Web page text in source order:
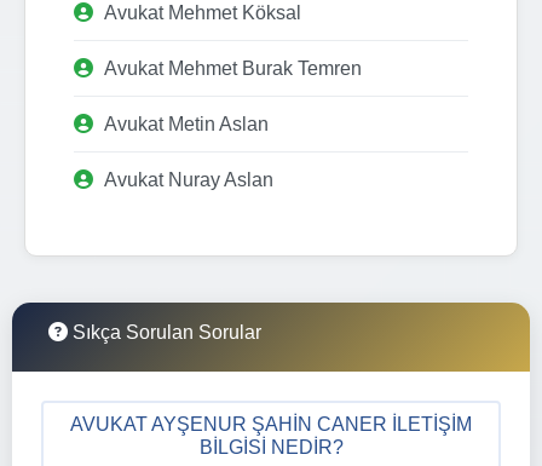
Avukat Mehmet Köksal
Avukat Mehmet Burak Temren
Avukat Metin Aslan
Avukat Nuray Aslan
Sıkça Sorulan Sorular
AVUKAT AYŞENUR ŞAHIN CANER İLETIŞIM
BILGISI NEDIR?